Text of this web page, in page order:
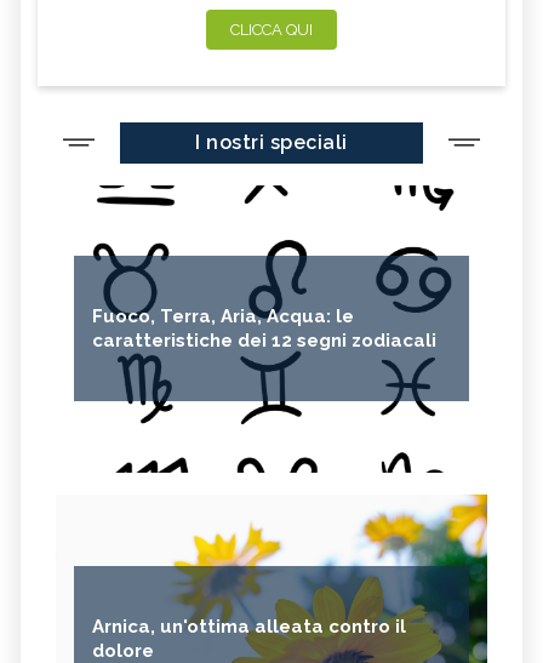
CLICCA QUI
I nostri speciali
Fuoco, Terra, Aria, Acqua: le
caratteristiche dei 12 segni zodiacali
Arnica, un'ottima alleata contro il
dolore